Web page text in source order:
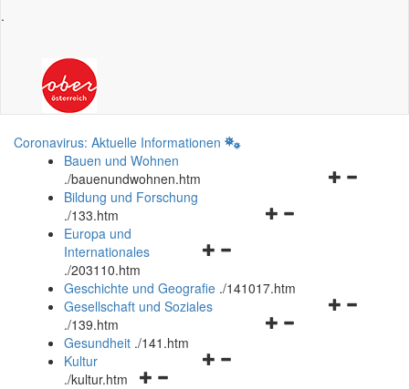
.
Coronavirus: Aktuelle Informationen
Bauen und Wohnen
./bauenundwohnen.htm
Navigationsmenü
Bildung und Forschung
./133.htm
Navigationsmenü
und
schließen
Europa und
Internationales
./203110.htm
Geschichte und Geografie ./141017.htm
Navigationsmenü
Gesellschaft und Soziales
./139.htm
Navigationsmenü
Gesundheit ./141.htm
Navigationsmenü
Kultur
./kultur.htm